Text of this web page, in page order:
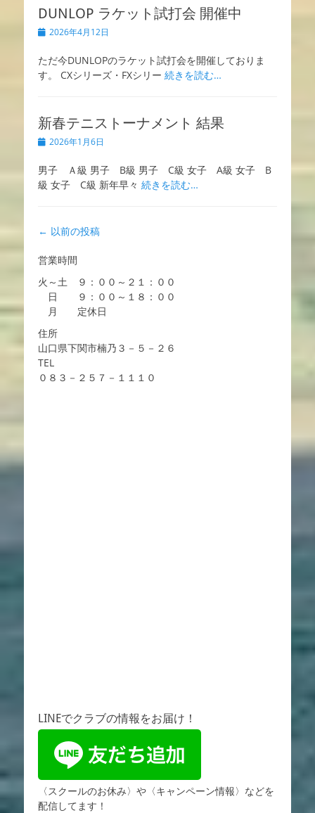
DUNLOP ラケット試打会 開催中
投
日
2026年4月12日
ただ今DUNLOPのラケット試打会を開催しておりま
す。 CXシリーズ・FXシリー 続きを読む…
新春テニストーナメント 結果
投
日
2026年1月6日
男子 Ａ級 男子 B級 男子 C級 女子 A級 女子 B
級 女子 C級 新年早々 続きを読む…
投
ナ
ビ
ゲ
ー
シ
ョ
ン
← 以前の投稿
営業時間
火～土 ９：００～２１：００
日 ９：００～１８：００
月 定休日
住所
山口県下関市楠乃３－５－２６
TEL
０８３－２５７－１１１０
LINEでクラブの情報をお届け！
〈スクールのお休み〉や〈キャンペーン情報〉などを
配信してます！